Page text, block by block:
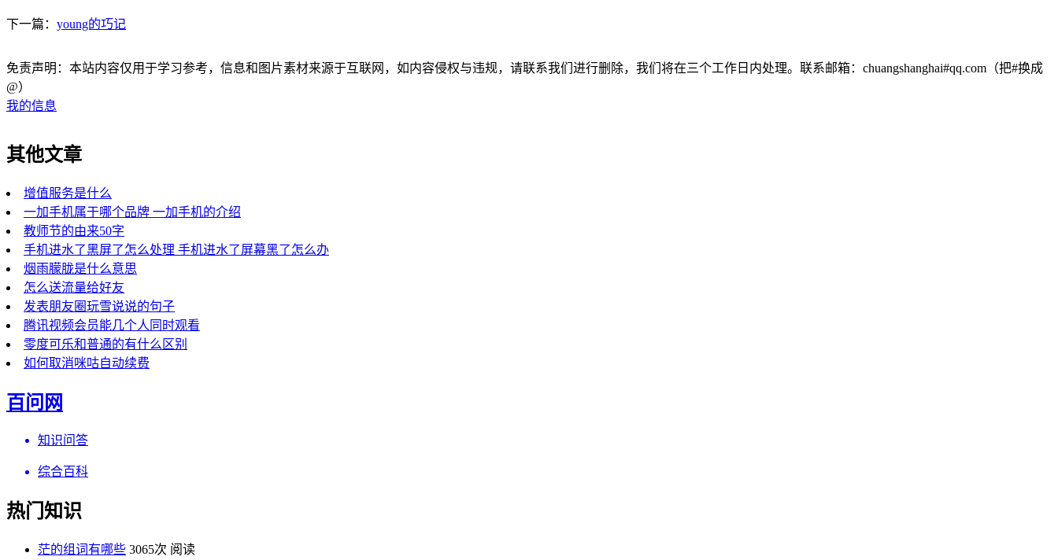
下一篇： young的巧记
免责声明：本站内容仅用于学习参考，信息和图片素材来源于互联网，如内容侵权与违规，请联系我们进行删除，我们将在三个工作日内处理。联系邮箱：chuangshanghai#qq.com（把#换成
@）
我的信息
其他文章
增值服务是什么
一加手机属于哪个品牌 一加手机的介绍
教师节的由来50字
手机进水了黑屏了怎么处理 手机进水了屏幕黑了怎么办
烟雨朦胧是什么意思
怎么送流量给好友
发表朋友圈玩雪说说的句子
腾讯视频会员能几个人同时观看
零度可乐和普通的有什么区别
如何取消咪咕自动续费
百问网
知识问答
综合百科
热门知识
茫的组词有哪些 3065次 阅读